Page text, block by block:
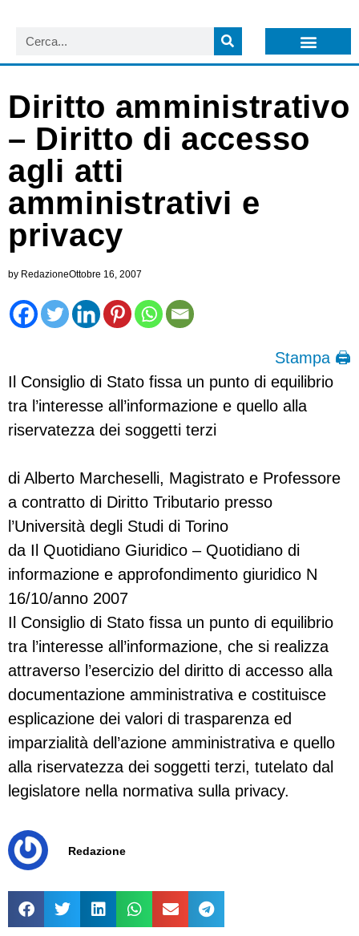
Diritto amministrativo
– Diritto di accesso
agli atti
amministrativi e
privacy
by RedazioneOttobre 16, 2007
Stampa 🖨
Il Consiglio di Stato fissa un punto di equilibrio
tra l’interesse all’informazione e quello alla
riservatezza dei soggetti terzi
di Alberto Marcheselli, Magistrato e Professore
a contratto di Diritto Tributario presso
l’Università degli Studi di Torino
da Il Quotidiano Giuridico – Quotidiano di
informazione e approfondimento giuridico N
16/10/anno 2007
Il Consiglio di Stato fissa un punto di equilibrio
tra l’interesse all’informazione, che si realizza
attraverso l’esercizio del diritto di accesso alla
documentazione amministrativa e costituisce
esplicazione dei valori di trasparenza ed
imparzialità dell’azione amministrativa e quello
alla riservatezza dei soggetti terzi, tutelato dal
legislatore nella normativa sulla privacy.
Redazione